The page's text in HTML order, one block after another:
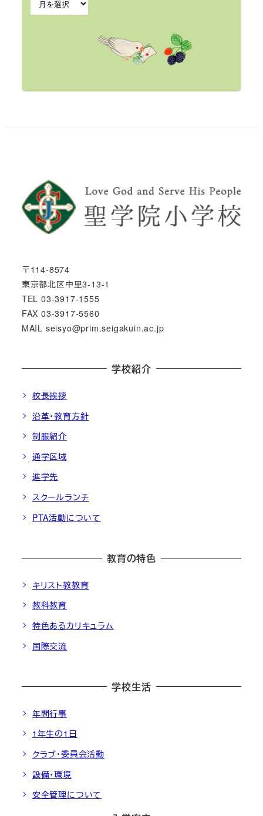
〒114-8574
東京都北区中里3-13-1
TEL 03-3917-1555
FAX 03-3917-5560
MAIL seisyo@prim.seigakuin.ac.jp
学校紹介
校長挨拶
沿革・教育方針
制服紹介
通学区域
進学先
スクールランチ
PTA活動について
教育の特色
キリスト教教育
教科教育
特色あるカリキュラム
国際交流
学校生活
年間行事
1年生の1日
クラブ・委員会活動
設備・環境
安全管理について